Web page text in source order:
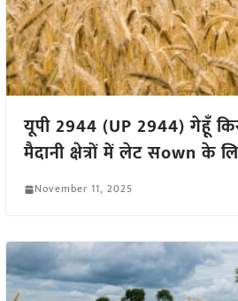
यूपी 2944 (UP 2944) गेहूँ
मैदानी क्षेत्रों में लेट सown के
November 11, 2025